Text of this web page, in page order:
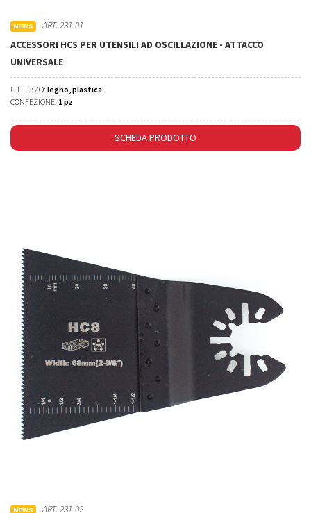
NEWS
ART. 231-01
ACCESSORI HCS PER UTENSILI AD OSCILLAZIONE - ATTACCO
UNIVERSALE
UTILIZZO: legno, plastica
CONFEZIONE: 1 pz
SCHEDA PRODOTTO
NEWS
ART. 231-02